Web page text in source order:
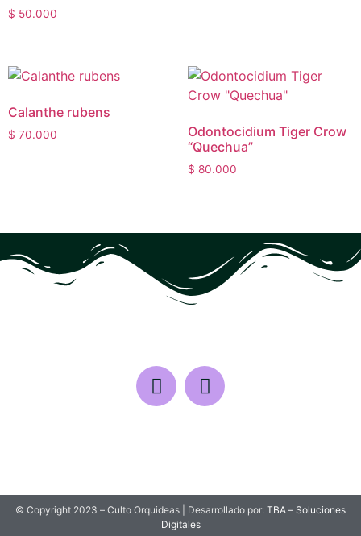
$ 50.000
Calanthe rubens
$ 70.000
Odontocidium Tiger Crow
“Quechua”
$ 80.000
© Copyright 2023 – Culto Orquideas | Desarrollado por: TBA – Soluciones
Digitales